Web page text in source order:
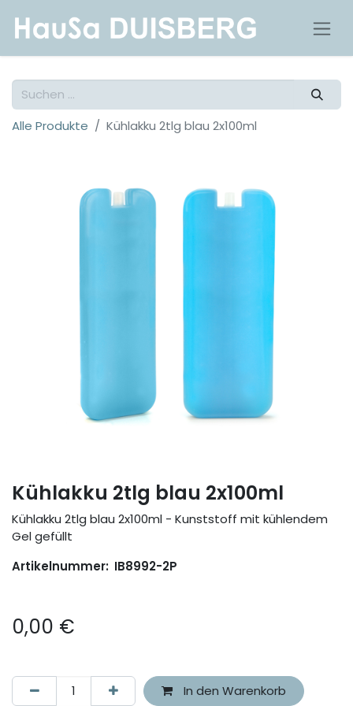
Alle Produkte Kühlakku 2tlg blau 2x100ml
Kühlakku 2tlg blau 2x100ml
Kühlakku 2tlg blau 2x100ml - Kunststoff mit kühlendem
Gel gefüllt
Artikelnummer: IB8992-2P
0,00 €
In den Warenkorb